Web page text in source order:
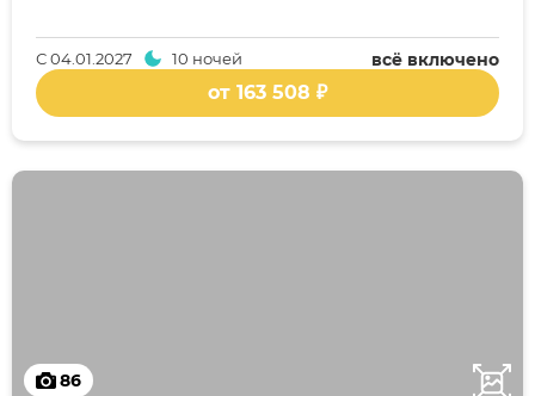
всё включено
С04.01.2027 10 ночей
от 163 508 ₽
86